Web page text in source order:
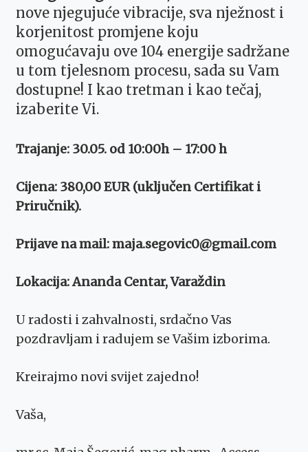
nove njegujuće vibracije, sva nježnost i
korjenitost promjene koju
omogućavaju ove 104 energije sadržane
u tom tjelesnom procesu, sada su Vam
dostupne! I kao tretman i kao tečaj,
izaberite Vi.
Trajanje: 30.05. od 10:00h – 17:00 h
Cijena: 380,00 EUR (uključen Certifikat i
Priručnik).
Prijave na mail: maja.segovic0@gmail.com
Lokacija: Ananda Centar, Varaždin
U radosti i zahvalnosti, srdačno Vas
pozdravljam i radujem se Vašim izborima.
Kreirajmo novi svijet zajedno!
Vaša,